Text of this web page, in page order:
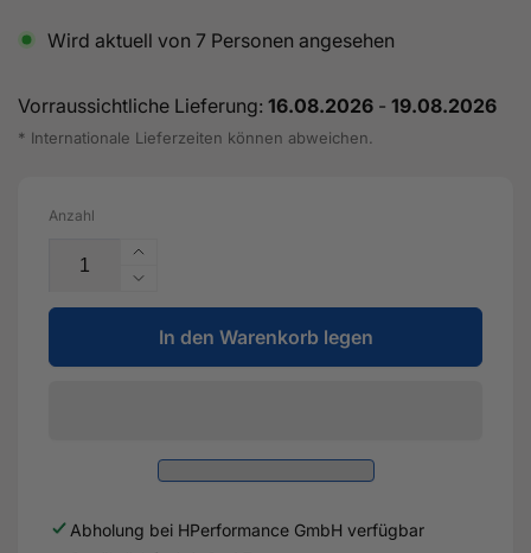
Wird aktuell von 7 Personen angesehen
Vorraussichtliche Lieferung: 16.08.2026 - 19.08.2026
* Internationale Lieferzeiten können abweichen.
Anzahl
Erhöhe
die
Menge
für
TS-
7170
(Kompakt)
Band
Verringere
die
Menge
für
Turbolader
7170
V-
In den Warenkorb legen
Abholung bei HPerformance GmbH verfügbar